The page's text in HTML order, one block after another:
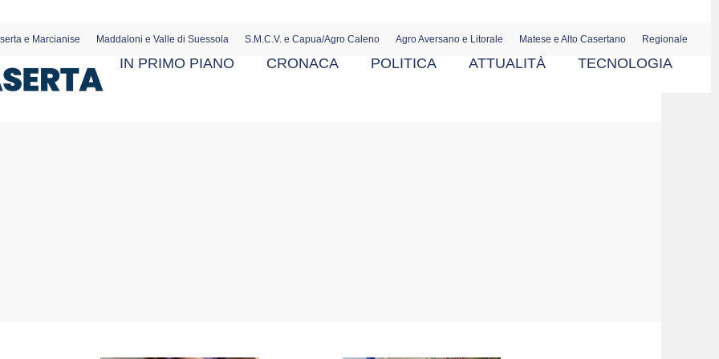
e Marcianise Maddaloni e Valle di Suessola S.M.C.V. e Capua/Agro Caleno Agro Aversano e Litorale Matese e Alto Casertano Regionale
IN PRIMO PIANO CRONACA POLITICA ATTUALITÀ TECNOLOGIA